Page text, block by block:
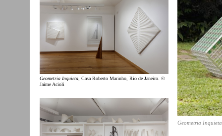
Geometria Inquieta , Casa Roberto Marinho, Rio de Janeiro. ©
Jaime Acioli
Geometria Inquieta